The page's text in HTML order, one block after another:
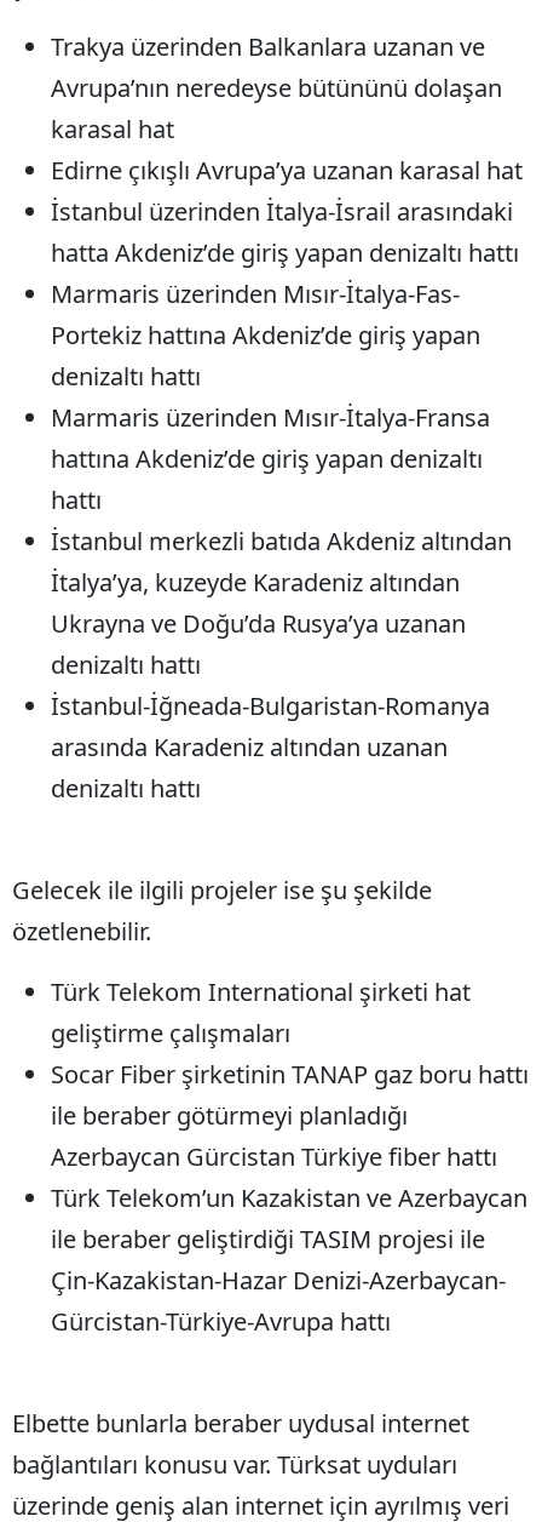
Trakya üzerinden Balkanlara uzanan ve
Avrupa’nın neredeyse bütününü dolaşan
karasal hat
Edirne çıkışlı Avrupa’ya uzanan karasal hat
İstanbul üzerinden İtalya-İsrail arasındaki
hatta Akdeniz’de giriş yapan denizaltı hattı
Marmaris üzerinden Mısır-İtalya-Fas-
Portekiz hattına Akdeniz’de giriş yapan
denizaltı hattı
Marmaris üzerinden Mısır-İtalya-Fransa
hattına Akdeniz’de giriş yapan denizaltı
hattı
İstanbul merkezli batıda Akdeniz altından
İtalya’ya, kuzeyde Karadeniz altından
Ukrayna ve Doğu’da Rusya’ya uzanan
denizaltı hattı
İstanbul-İğneada-Bulgaristan-Romanya
arasında Karadeniz altından uzanan
denizaltı hattı
Gelecek ile ilgili projeler ise şu şekilde
özetlenebilir.
Türk Telekom International şirketi hat
geliştirme çalışmaları
Socar Fiber şirketinin TANAP gaz boru hattı
ile beraber götürmeyi planladığı
Azerbaycan Gürcistan Türkiye fiber hattı
Türk Telekom’un Kazakistan ve Azerbaycan
ile beraber geliştirdiği TASIM projesi ile
Çin-Kazakistan-Hazar Denizi-Azerbaycan-
Gürcistan-Türkiye-Avrupa hattı
Elbette bunlarla beraber uydusal internet
bağlantıları konusu var. Türksat uyduları
üzerinde geniş alan internet için ayrılmış veri